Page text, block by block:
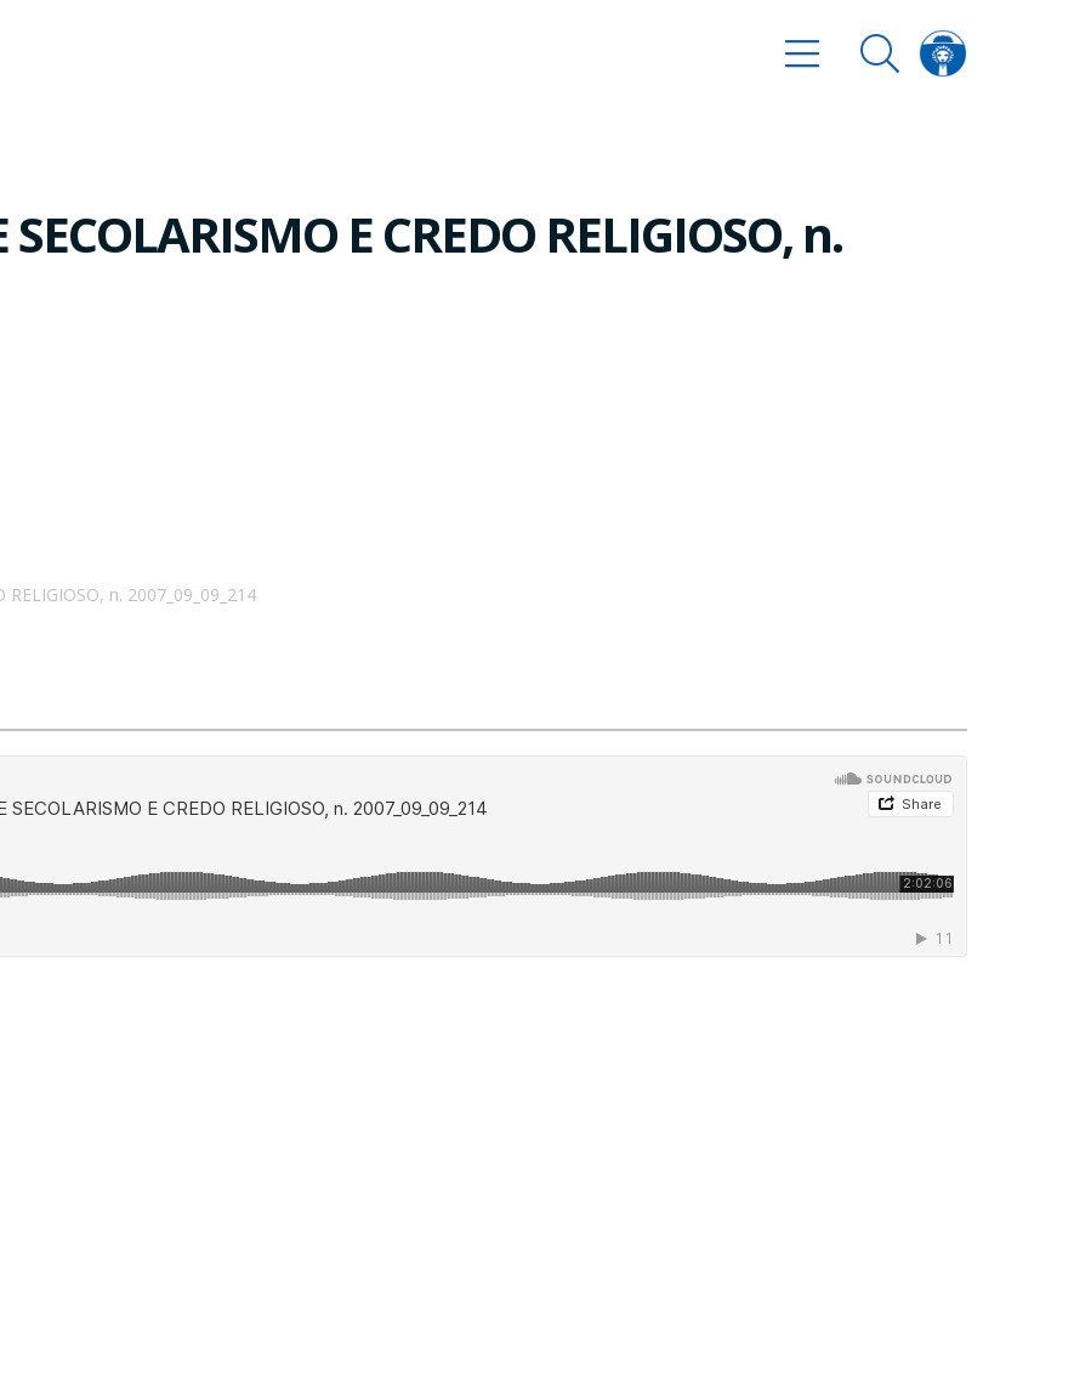
E CREDO RELIGIOSO, n.
RELIGIOSO, n. 2007_09_09_214